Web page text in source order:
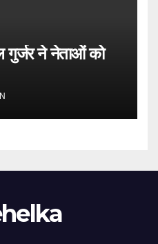
गुर्जर ने नेताओं को